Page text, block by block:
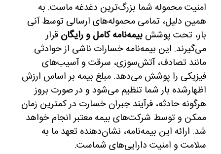
امنیت محموله شما بزرگ‌ترین دغدغه ماست. به
همین دلیل، تمامی محموله‌های ارسالی توسط آنی
بار، تحت پوشش بیمه‌نامه کامل و رایگان قرار
می‌گیرند. این بیمه‌نامه خسارات ناشی از حوادثی
مانند تصادف، آتش‌سوزی، سرقت و آسیب‌های
فیزیکی را پوشش می‌دهد. مبلغ بیمه بر اساس ارزش
اظهارشده بار شما تنظیم می‌شود و در صورت بروز
هرگونه حادثه، فرآیند جبران خسارت در کمترین زمان
ممکن و توسط شرکت‌های بیمه معتبر انجام خواهد
شد. ارائه این بیمه‌نامه، نشان‌دهنده تعهد ما به
سلامت و امنیت دارایی‌های شماست.